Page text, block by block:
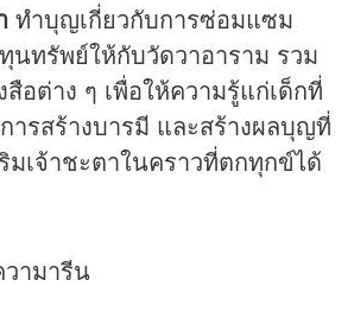
ทำบุญเกี่ยวกับการซ่อมแซม
นทรัพย์ให้กับวัดวาอาราม รวม
อต่าง ๆ เพื่อให้ความรู้แก่เด็กที่
ารสร้างบารมี และสร้างผลบุญที่
มเจ้าชะตาในคราวที่ตกทุกข์ได้
ามารีน